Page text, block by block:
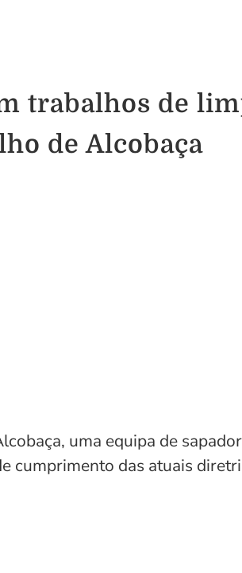
trabalhos de
de Alcobaça
uma equipa de
cumprimento das atuais